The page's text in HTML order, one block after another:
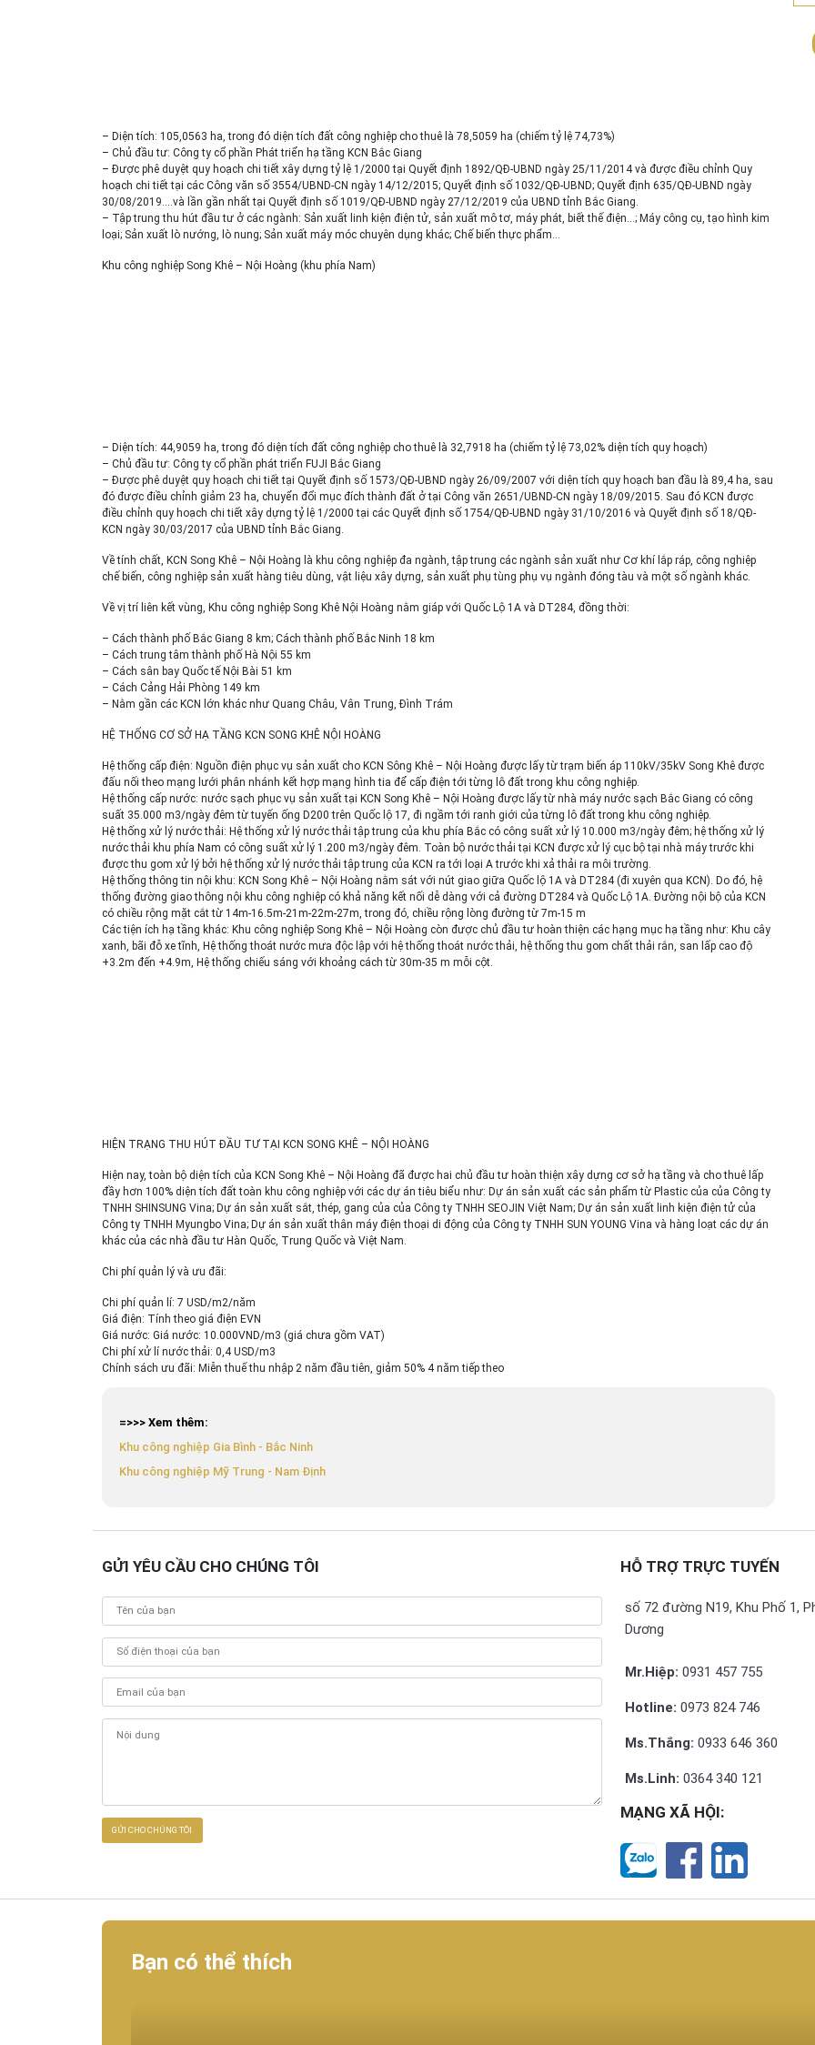
– Diện tích: 105,0563 ha, trong đó diện tích đất công nghiệp cho thuê là 78,5059 ha (chiếm tỷ lệ 74,73%)
– Chủ đầu tư: Công ty cổ phần Phát triển hạ tầng KCN Bắc Giang
– Được phê duyệt quy hoạch chi tiết xây dựng tỷ lệ 1/2000 tại Quyết định 1892/QĐ-UBND ngày 25/11/2014 và được điều chỉnh Quy
hoạch chi tiết tại các Công văn số 3554/UBND-CN ngày 14/12/2015; Quyết định số 1032/QĐ-UBND; Quyết định 635/QĐ-UBND ngày
30/08/2019….và lần gần nhất tại Quyết định số 1019/QĐ-UBND ngày 27/12/2019 của UBND tỉnh Bắc Giang.
– Tập trung thu hút đầu tư ở các ngành: Sản xuất linh kiện điện tử, sản xuất mô tơ, máy phát, biết thế điện…; Máy công cụ, tạo hình kim
loại; Sản xuất lò nướng, lò nung; Sản xuất máy móc chuyên dụng khác; Chế biến thực phẩm…
Khu công nghiệp Song Khê – Nội Hoàng (khu phía Nam)
– Diện tích: 44,9059 ha, trong đó diện tích đất công nghiệp cho thuê là 32,7918 ha (chiếm tỷ lệ 73,02% diện tích quy hoạch)
– Chủ đầu tư: Công ty cổ phần phát triển FUJI Bắc Giang
– Được phê duyệt quy hoạch chi tiết tại Quyết định số 1573/QĐ-UBND ngày 26/09/2007 với diện tích quy hoạch ban đầu là 89,4 ha, sau
đó được điều chỉnh giảm 23 ha, chuyển đổi mục đích thành đất ở tại Công văn 2651/UBND-CN ngày 18/09/2015. Sau đó KCN được
điều chỉnh quy hoạch chi tiết xây dựng tỷ lệ 1/2000 tại các Quyết định số 1754/QĐ-UBND ngày 31/10/2016 và Quyết định số 18/QĐ-
KCN ngày 30/03/2017 của UBND tỉnh Bắc Giang.
Về tính chất, KCN Song Khê – Nội Hoàng là khu công nghiệp đa ngành, tập trung các ngành sản xuất như Cơ khí lắp ráp, công nghiệp
chế biến, công nghiệp sản xuất hàng tiêu dùng, vật liệu xây dựng, sản xuất phụ tùng phụ vụ ngành đóng tàu và một số ngành khác.
Về vị trí liên kết vùng, Khu công nghiệp Song Khê Nội Hoàng nằm giáp với Quốc Lộ 1A và DT284, đồng thời:
– Cách thành phố Bắc Giang 8 km; Cách thành phố Bắc Ninh 18 km
– Cách trung tâm thành phố Hà Nội 55 km
– Cách sân bay Quốc tế Nội Bài 51 km
– Cách Cảng Hải Phòng 149 km
– Nằm gần các KCN lớn khác như Quang Châu, Vân Trung, Đình Trám
HỆ THỐNG CƠ SỞ HẠ TẦNG KCN SONG KHÊ NỘI HOÀNG
Hệ thống cấp điện: Nguồn điện phục vụ sản xuất cho KCN Sông Khê – Nội Hoàng được lấy từ trạm biến áp 110kV/35kV Song Khê được
đấu nối theo mạng lưới phân nhánh kết hợp mạng hình tia để cấp điện tới từng lô đất trong khu công nghiệp.
Hệ thống cấp nước: nước sạch phục vụ sản xuất tại KCN Song Khê – Nội Hoàng được lấy từ nhà máy nước sạch Bắc Giang có công
suất 35.000 m3/ngày đêm từ tuyến ống D200 trên Quốc lộ 17, đi ngầm tới ranh giới của từng lô đất trong khu công nghiệp.
Hệ thống xử lý nước thải: Hệ thống xử lý nước thải tập trung của khu phía Bắc có công suất xử lý 10.000 m3/ngày đêm; hệ thống xử lý
nước thải khu phía Nam có công suất xử lý 1.200 m3/ngày đêm. Toàn bộ nước thải tại KCN được xử lý cục bộ tại nhà máy trước khi
được thu gom xử lý bởi hệ thống xử lý nước thải tập trung của KCN ra tới loại A trước khi xả thải ra môi trường.
Hệ thống thông tin nội khu: KCN Song Khê – Nội Hoàng nằm sát với nút giao giữa Quốc lộ 1A và DT284 (đi xuyên qua KCN). Do đó, hệ
thống đường giao thông nội khu công nghiệp có khả năng kết nối dễ dàng với cả đường DT284 và Quốc Lộ 1A. Đường nội bộ của KCN
có chiều rộng mặt cắt từ 14m-16.5m-21m-22m-27m, trong đó, chiều rộng lòng đường từ 7m-15 m
Các tiện ích hạ tầng khác: Khu công nghiệp Song Khê – Nội Hoàng còn được chủ đầu tư hoàn thiện các hạng mục hạ tầng như: Khu cây
xanh, bãi đỗ xe tĩnh, Hệ thống thoát nước mưa độc lập với hệ thống thoát nước thải, hệ thống thu gom chất thải rắn, san lấp cao độ
+3.2m đến +4.9m, Hệ thống chiếu sáng với khoảng cách từ 30m-35 m mỗi cột.
HIỆN TRẠNG THU HÚT ĐẦU TƯ TẠI KCN SONG KHÊ – NỘI HOÀNG
Hiện nay, toàn bộ diện tích của KCN Song Khê – Nội Hoàng đã được hai chủ đầu tư hoàn thiện xây dựng cơ sở hạ tầng và cho thuê lấp
đầy hơn 100% diện tích đất toàn khu công nghiệp với các dự án tiêu biểu như: Dự án sản xuất các sản phẩm từ Plastic của của Công ty
TNHH SHINSUNG Vina; Dự án sản xuất sắt, thép, gang của của Công ty TNHH SEOJIN Việt Nam; Dự án sản xuất linh kiện điện tử của
Công ty TNHH Myungbo Vina; Dự án sản xuất thân máy điện thoại di động của Công ty TNHH SUN YOUNG Vina và hàng loạt các dự án
khác của các nhà đầu tư Hàn Quốc, Trung Quốc và Việt Nam.
Chi phí quản lý và ưu đãi:
Chi phí quản lí: 7 USD/m2/năm
Giá điện: Tính theo giá điện EVN
Giá nước: Giá nước: 10.000VND/m3 (giá chưa gồm VAT)
Chi phí xử lí nước thải: 0,4 USD/m3
Chính sách ưu đãi: Miễn thuế thu nhập 2 năm đầu tiên, giảm 50% 4 năm tiếp theo
=>>> Xem thêm:
Khu công nghiệp Gia Bình - Bắc Ninh
Khu công nghiệp Mỹ Trung - Nam Định
GỬI YÊU CẦU CHO CHÚNG TÔI HỖ TRỢ TRỰC TUYẾN
số 72 đường N19, Khu Phố 1,
Dương
Mr.Hiệp: 0931 457 755
Hotline: 0973 824 746
Ms.Thắng: 0933 646 360
Ms.Linh: 0364 340 121
MẠNG XÃ HỘI:
Bạn có thể thích